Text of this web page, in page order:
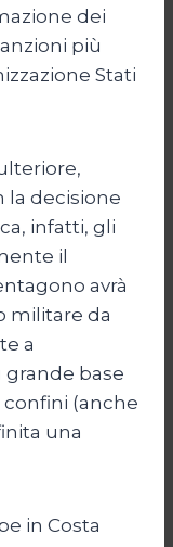
dei
più
Stati
la decisione
infatti, gli
il
avrà
militare da
a
grande base
(anche
una
in Costa